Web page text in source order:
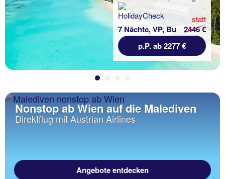
7 Nächte, VP, Bu
statt
2446 €
p.P. ab 2277 €
Nonstop ab Wien auf die Malediven
Direktflug mit Austrian Airlines
Angebote entdecken